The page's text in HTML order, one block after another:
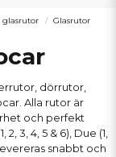
glasrutor Glasrutor
dörrutor,
Alla rutor är
och perfekt
3, 4, 5 & 6), Due (1,
snabbt och